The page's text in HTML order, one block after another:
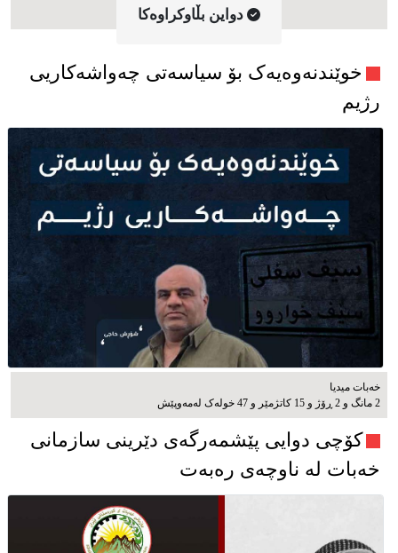
دواین بڵاوکراوه‌کا
خوێندنەوەیەک بۆ سیاسەتی چەواشەکاریی
رژیم
خەبات میدیا
2 مانگ و 2 ڕۆژ و 15 کاتژمێر و 47 خوله‌ک له‌مه‌وپێش‌
کۆچی دوایی پێشمەرگەی دێرینی سازمانی
خەبات لە ناوچەی رەبەت